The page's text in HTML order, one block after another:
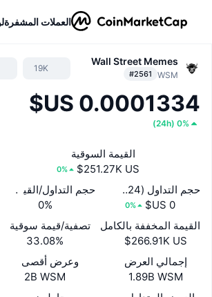
العملات المشفرة
Wall Street Memes
WSM
#2561
19K
0%
(
24h
)
القيمة السوقية
0%
حجم التداول (24 ساعة)
0%
حجم التداول/القيمة السوقية
0%
القيمة المخففة بالكامل
تصفية/قيمة سوقية
33.08%
إجمالي العرض
1.89B WSM
وعرض أقصى
2B WSM